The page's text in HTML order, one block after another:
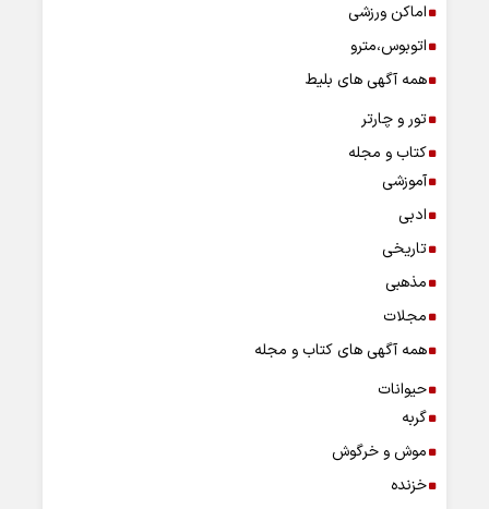
اماکن ورزشی
اتوبوس،مترو
همه آگهی های بلیط
تور و چارتر
کتاب و مجله
آموزشی
ادبی
تاریخی
مذهبی
مجلات
همه آگهی های کتاب و مجله
حیوانات
گربه
موش و خرگوش
خزنده